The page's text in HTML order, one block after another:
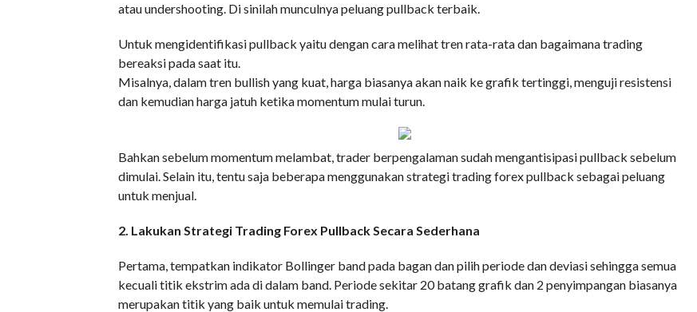
atau undershooting. Di sinilah munculnya peluang pullback terbaik.
Untuk mengidentifikasi pullback yaitu dengan cara melihat tren rata-rata dan bagaimana trading
bereaksi pada saat itu.
Misalnya, dalam tren bullish yang kuat, harga biasanya akan naik ke grafik tertinggi, menguji resistensi
dan kemudian harga jatuh ketika momentum mulai turun.
Bahkan sebelum momentum melambat, trader berpengalaman sudah mengantisipasi pullback sebelum
dimulai. Selain itu, tentu saja beberapa menggunakan strategi trading forex pullback sebagai peluang
untuk menjual.
2. Lakukan Strategi Trading Forex Pullback Secara Sederhana
Pertama, tempatkan indikator Bollinger band pada bagan dan pilih periode dan deviasi sehingga semua
kecuali titik ekstrim ada di dalam band. Periode sekitar 20 batang grafik dan 2 penyimpangan biasanya
merupakan titik yang baik untuk memulai trading.